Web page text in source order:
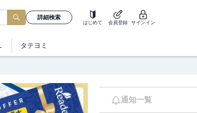
詳細検索
はじめて 会員登録 サインイン
タテヨミ
通知一覧